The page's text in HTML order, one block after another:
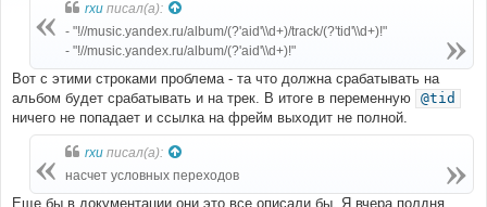
                    src
:
//music.yandex.ru/iframe/#album/{@aid}
            otherwise
:
                iframe
:
                    width
:
"100%"
                    height
:
"450"
                    src
:
//music.yandex.ru/iframe/#playlist/{@uid}/{@pid}
е
rxu писал(а):
- "!//music.yandex.ru/album/(?'aid'\\d+)/track/(?'tid'\\d+)!"
- "!//music.yandex.ru/album/(?'aid'\\d+)!"
Вот с этими строками проблема - та что должна срабатывать на
альбом будет срабатывать и на трек. В итоге в переменную @tid
ничего не попадает и ссылка на фрейм выходит не полной.
rxu писал(а):
насчет условных переходов
Еще бы в документации они это все описали бы. Я вчера полдня